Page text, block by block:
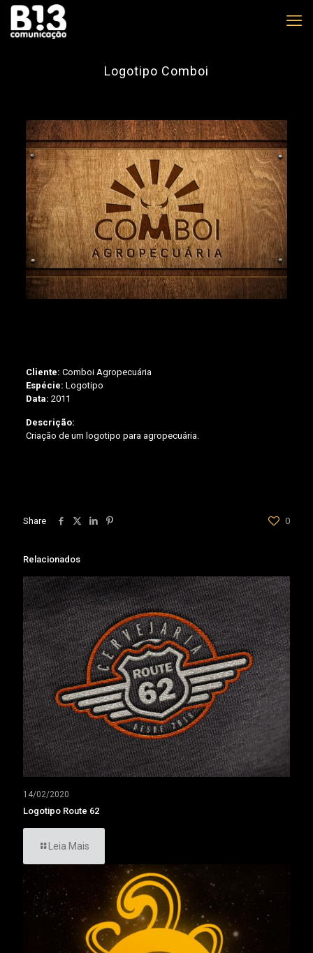
Logotipo Comboi
Cliente: Comboi Agropecuária
Espécie: Logotipo
Data: 2011
Descrição:
Criação de um logotipo para agropecuária.
Share 0
Relacionados
14/02/2020
Logotipo Route 62
Leia Mais